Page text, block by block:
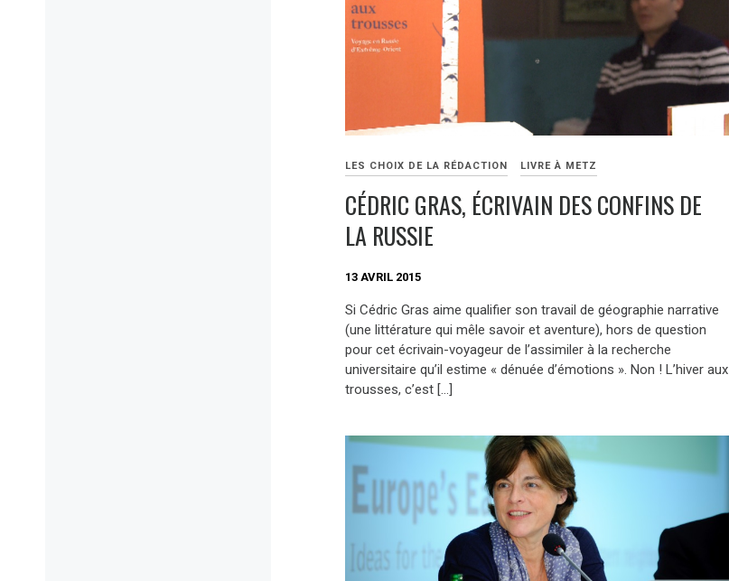
LES CHOIX DE LA RÉDACTION LIVRE À METZ
CÉDRIC GRAS, ÉCRIVAIN DES CONFINS DE
LA RUSSIE
13 AVRIL 2015
Si Cédric Gras aime qualifier son travail de géographie narrative
(une littérature qui mêle savoir et aventure), hors de question
pour cet écrivain-voyageur de l’assimiler à la recherche
universitaire qu’il estime « dénuée d’émotions ». Non ! L’hiver aux
trousses, c’est […]